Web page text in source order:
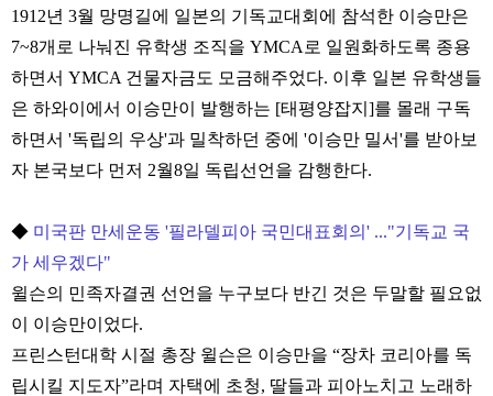
1912년 3월 망명길에 일본의 기독교대회에 참석한 이승만은
7~8개로 나눠진 유학생 조직을 YMCA로 일원화하도록 종용
하면서 YMCA 건물자금도 모금해주었다. 이후 일본 유학생들
은 하와이에서 이승만이 발행하는 [태평양잡지]를 몰래 구독
하면서 '독립의 우상'과 밀착하던 중에 '이승만 밀서'를 받아보
자 본국보다 먼저 2월8일 독립선언을 감행한다.
◆ 미국판 만세운동 '필라델피아 국민대표회의' ..."기독교 국
가 세우겠다"
윌슨의 민족자결권 선언을 누구보다 반긴 것은 두말할 필요없
이 이승만이었다.
프린스턴대학 시절 총장 윌슨은 이승만을 “장차 코리아를 독
립시킬 지도자”라며 자택에 초청, 딸들과 피아노치고 노래하